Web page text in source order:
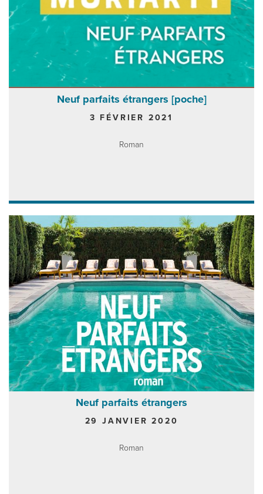
Neuf parfaits étrangers [poche]
3 FÉVRIER 2021
Roman
Neuf parfaits étrangers
29 JANVIER 2020
Roman